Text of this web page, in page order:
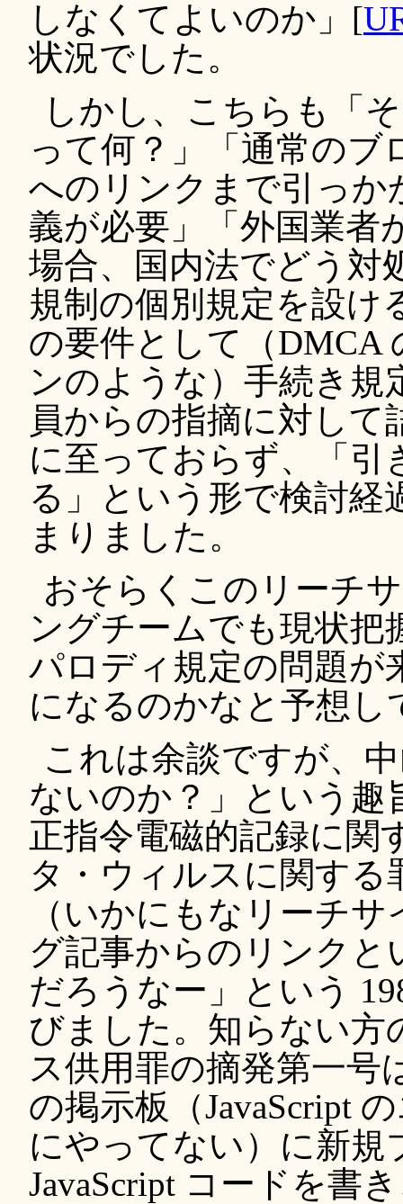
しなくてよいのか」[
状況でした。
しかし、こちらも「
って何？」「通常のブ
へのリンクまで引っ
義が必要」「外国業者
場合、国内法でどう対
規制の個別規定を設け
の要件として（DMCA
ンのような）手続き
員からの指摘に対し
に至っておらず、「引
る」という形で検討経
まりました。
おそらくこのリーチ
ングチームでも現状
パロディ規定の問題が
になるのかなと予想し
これは余談ですが、
ないのか？」という趣
正指令電磁的記録に関
タ・ウィルスに関する
（いかにもなリーチ
グ記事からのリンク
だろうなー」という
びました。知らない方
ス供用罪の摘発第一号
の掲示板（JavaScript
にやってない）に新
JavaScript コードを書